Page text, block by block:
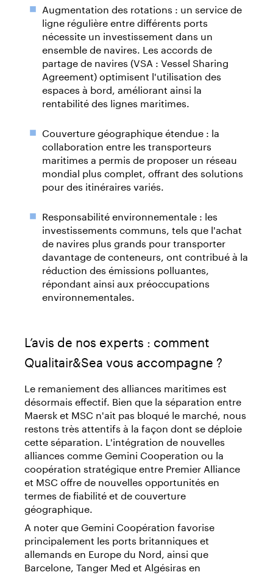
Augmentation des rotations : un service de
ligne régulière entre différents ports
nécessite un investissement dans un
ensemble de navires. Les accords de
partage de navires (VSA : Vessel Sharing
Agreement) optimisent l'utilisation des
espaces à bord, améliorant ainsi la
rentabilité des lignes maritimes.
Couverture géographique étendue : la
collaboration entre les transporteurs
maritimes a permis de proposer un réseau
mondial plus complet, offrant des solutions
pour des itinéraires variés.
Responsabilité environnementale : les
investissements communs, tels que l'achat
de navires plus grands pour transporter
davantage de conteneurs, ont contribué à la
réduction des émissions polluantes,
répondant ainsi aux préoccupations
environnementales.
L’avis de nos experts : comment
Qualitair&Sea vous accompagne ?
Le remaniement des alliances maritimes est
désormais effectif. Bien que la séparation entre
Maersk et MSC n'ait pas bloqué le marché, nous
restons très attentifs à la façon dont se déploie
cette séparation. L'intégration de nouvelles
alliances comme Gemini Cooperation ou la
coopération stratégique entre Premier Alliance
et MSC offre de nouvelles opportunités en
termes de fiabilité et de couverture
géographique.
A noter que Gemini Coopération favorise
principalement les ports britanniques et
allemands en Europe du Nord, ainsi que
Barcelone, Tanger Med et Algésiras en